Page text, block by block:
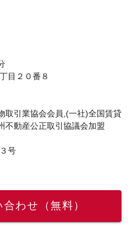
目２０番８
取引業協会会員,(一社)全国賃貸
動産公正取引協議会加盟
号
わせ（無料）